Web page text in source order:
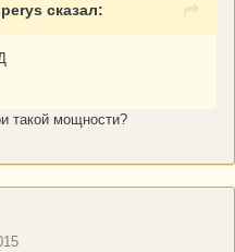
сказал:
такой мощности?